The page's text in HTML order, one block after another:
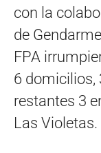
con la
de
FPA
6 domicilios,
restantes 3
Las Violetas.